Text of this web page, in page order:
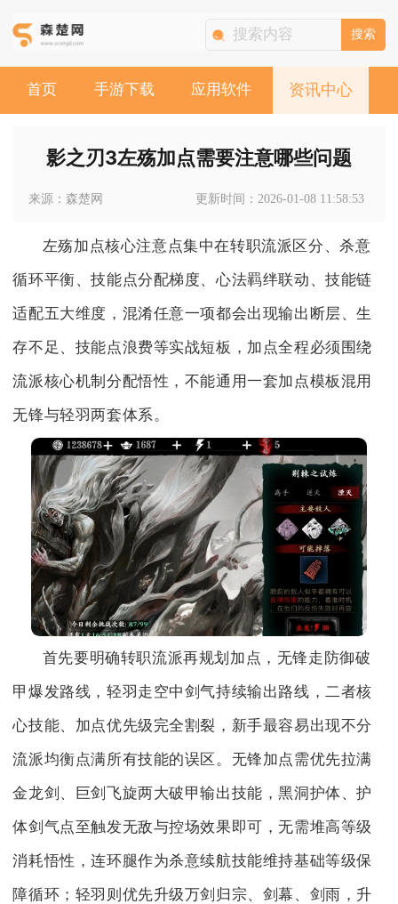
搜索
首页 手游下载 应用软件 资讯中心
影之刃3左殇加点需要注意哪些问题
来源：森楚网 更新时间：2026-01-08 11:58:53
左殇加点核心注意点集中在转职流派区分、杀意
循环平衡、技能点分配梯度、心法羁绊联动、技能链
适配五大维度，混淆任意一项都会出现输出断层、生
存不足、技能点浪费等实战短板，加点全程必须围绕
流派核心机制分配悟性，不能通用一套加点模板混用
无锋与轻羽两套体系。
首先要明确转职流派再规划加点，无锋走防御破
甲爆发路线，轻羽走空中剑气持续输出路线，二者核
心技能、加点优先级完全割裂，新手最容易出现不分
流派均衡点满所有技能的误区。无锋加点需优先拉满
金龙剑、巨剑飞旋两大破甲输出技能，黑洞护体、护
体剑气点至触发无敌与控场效果即可，无需堆高等级
消耗悟性，连环腿作为杀意续航技能维持基础等级保
障循环；轻羽则优先升级万剑归宗、剑幕、剑雨，升